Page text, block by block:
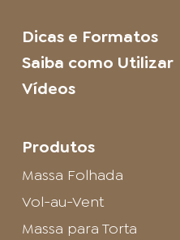
Dicas e Formatos
Saiba como Utilizar
Vídeos
Produtos
Massa Folhada
Vol-au-Vent
Massa para Torta